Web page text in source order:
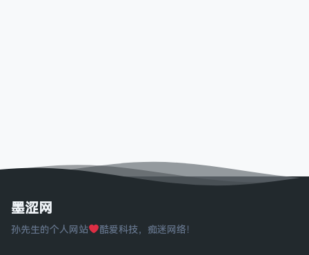
墨涩网
孙先生的个人网站 酷爱科技，痴迷网络！